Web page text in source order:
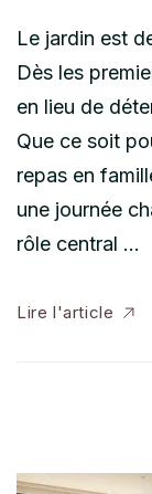
Le jardin est
Dès les
en lieu de
Que ce soit
repas en
une journée
rôle central …
Lire l'article